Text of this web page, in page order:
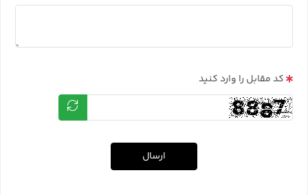
کد مقابل را وارد کنید
ارسال